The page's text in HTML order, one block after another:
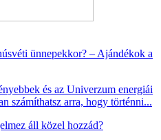
ünnepekkor? – Ajándékok a
és az Univerzum energiái
számíthatsz arra, hogy történni...
áll közel hozzád?